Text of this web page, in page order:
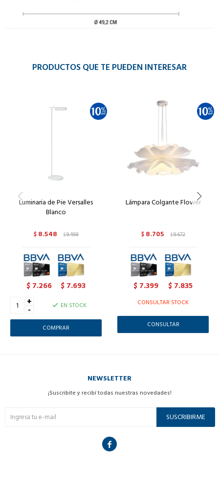
PRODUCTOS QUE TE PUEDEN INTERESAR
Luminaria de Pie Versalles
Blanco
$ 8.548 $9.498
$ 7.266 $ 7.693
+
- EN STOCK
Lámpara Colgante Flower
$ 8.705 $9.672
$ 7.399 $ 7.835
CONSULTAR STOCK
CONSULTAR
NEWSLETTER
¡Suscribite y recibí todas nuestras novedades!
SUSCRIBIRME
